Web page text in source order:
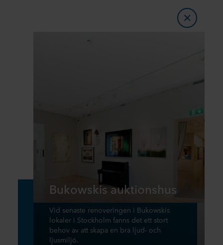
Bukowskis auktionshus
Vid senaste renoveringen i Bukowskis
lokaler i Stockholm fanns det ett stort
behov av att skapa en bra ljud- och
ljusmiljö.